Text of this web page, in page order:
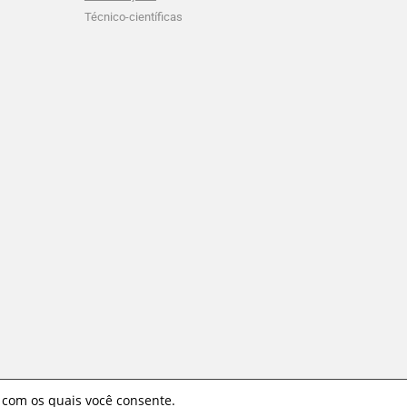
Técnico-científicas
os quais você consente.